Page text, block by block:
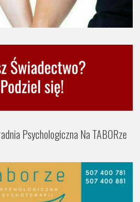
Psychologiczna Na TABORze